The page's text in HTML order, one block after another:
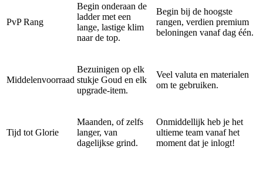
PvP Rang
Begin onderaan de
ladder met een
lange, lastige klim
naar de top.
Begin bij de hoogste
rangen, verdien premium
beloningen vanaf dag één.
Middelenvoorraad
Bezuinigen op elk
stukje Goud en elk
upgrade-item.
Veel valuta en materialen
om te gebruiken.
Tijd tot Glorie
Maanden, of zelfs
langer, van
dagelijkse grind.
Onmiddellijk heb je het
ultieme team vanaf het
moment dat je inlogt!